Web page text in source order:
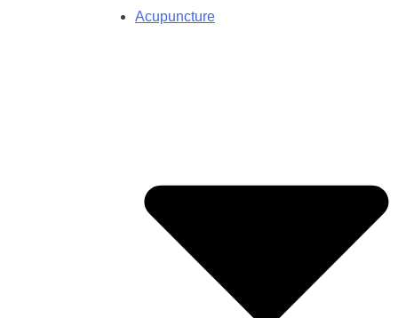
Acupuncture